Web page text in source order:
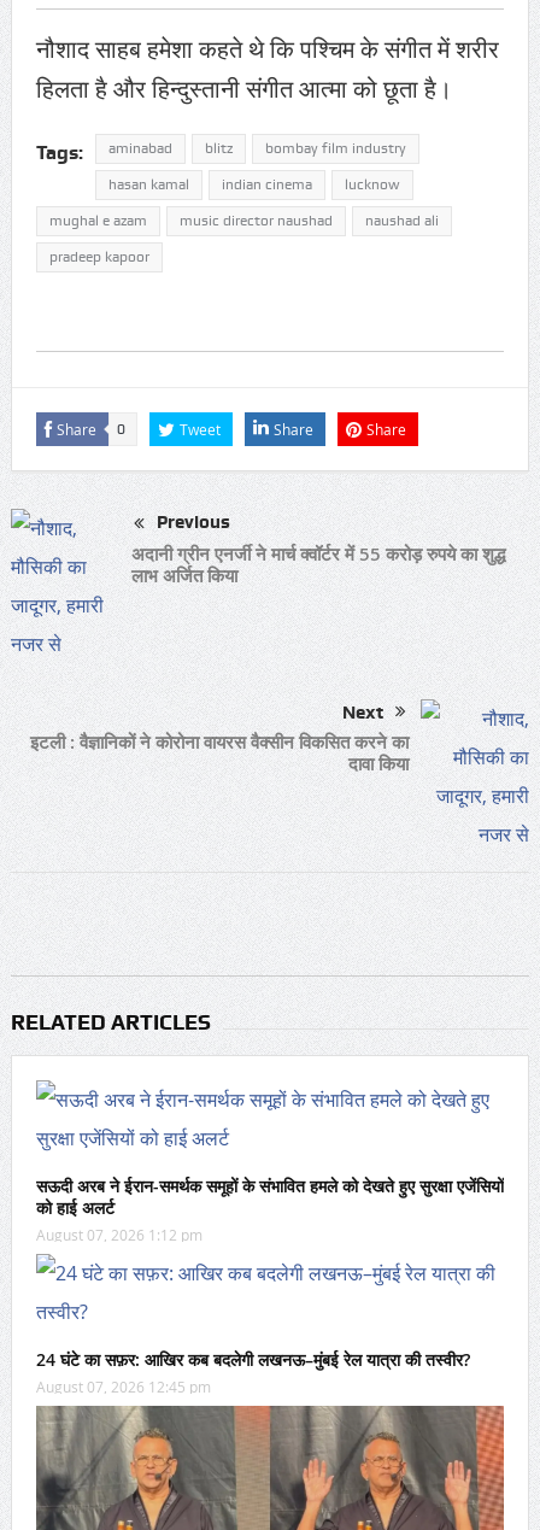
नौशाद साहब हमेशा कहते थे कि पश्चिम के संगीत में शरीर
हिलता है और हिन्दुस्तानी संगीत आत्मा को छूता है।
Tags: aminabad blitz bombay film industry
hasan kamal indian cinema lucknow
mughal e azam music director naushad naushad ali
pradeep kapoor
Share 0 Tweet Share Share
Previous
अदानी ग्रीन एनर्जी ने मार्च क्वॉर्टर में 55 करोड़ रुपये का शुद्ध
लाभ अर्जित किया
Next
इटली : वैज्ञानिकों ने कोरोना वायरस वैक्सीन विकसित करने का
दावा किया
RELATED ARTICLES
सऊदी अरब ने ईरान-समर्थक समूहों के संभावित हमले को देखते हुए सुरक्षा एजेंसियों
को हाई अलर्ट
August 07, 2026 1:12 pm
24 घंटे का सफ़र: आखिर कब बदलेगी लखनऊ–मुंबई रेल यात्रा की तस्वीर?
August 07, 2026 12:45 pm